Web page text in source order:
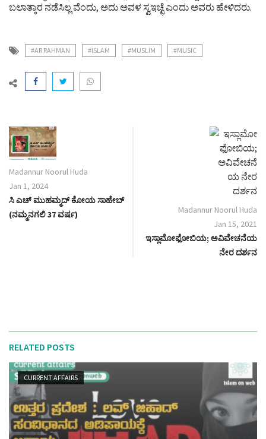
ಬಲಾತ್ಕಾರ ನಡೆಸಿಲ್ಲ ವೆಂದು, ಅದು ಅವಳ ಸ್ವಇಚ್ಛೆ ಎಂದು ಅವರು ಹೇಳಿದರು.
#AR RAHMAN #ISLAM #MUSLIM #MUSIC
Madannur Noorul Huda
Jan 1, 2024
ಸಿ ಎಚ್ ಮುಹಮ್ಮದ್ ಕೋಯ ಸಾಹೇಬ್
(ನಮ್ಮನಗಲಿ 37 ವರ್ಷ)
Madannur Noorul Huda
Jan 15, 2021
ಇಸ್ಲಾಮೋಫೋಬಿಯ; ಅವಿವೇಚನೆಯ
ನೇರ ದರ್ಶನ
RELATED POSTS
CURRENT AFFAIRS